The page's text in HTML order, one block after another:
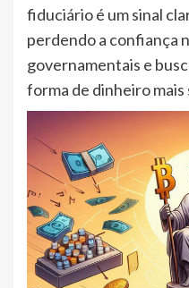
fiduciário é um sinal
perdendo a confiança
governamentais e
forma de dinheiro mais